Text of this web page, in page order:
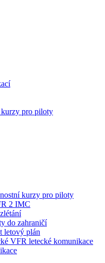
kurzy pro piloty
kurzy pro piloty
2 IMC
do zahraničí
letový plán
VFR letecké komunikace